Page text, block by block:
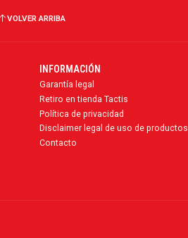
VOLVER ARRIBA
INFORMACIÓN
Garantía legal
Retiro en tienda Tactis
Política de privacidad
Disclaimer legal de uso de productos
Contacto